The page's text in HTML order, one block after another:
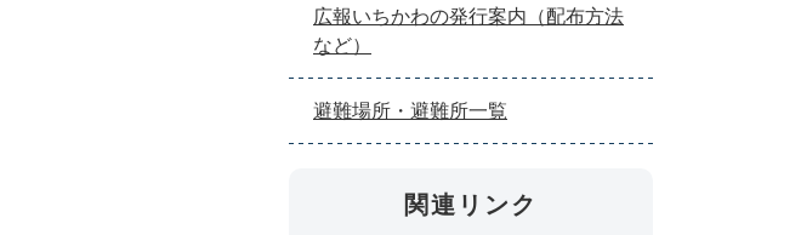
広報いちかわの発行案内（配布方法
など）
避難場所・避難所一覧
関連リンク